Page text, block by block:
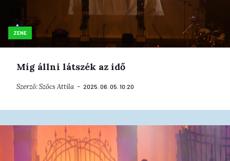
ZENE
Míg állni látszék az idő
Szerző:Szőcs Attila 2025. 06. 05. 10:20